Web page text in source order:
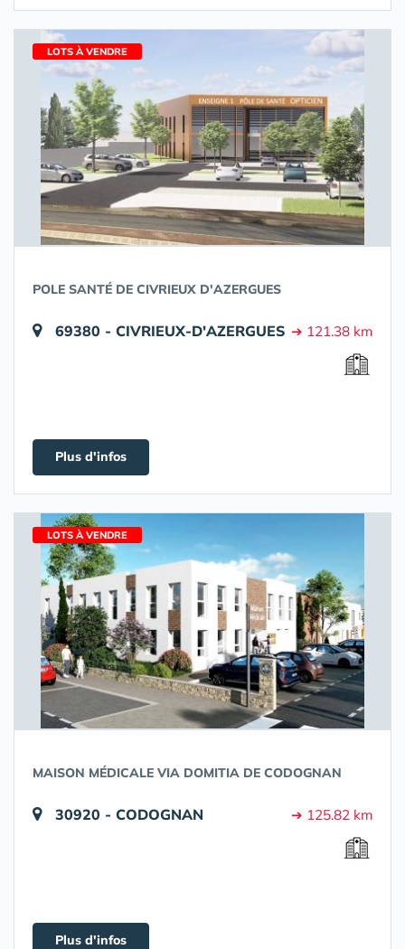
LOTS À VENDRE
POLE SANTÉ DE CIVRIEUX D'AZERGUES
69380 - CIVRIEUX-D'AZERGUES ➔ 121.38 km
Plus d'infos
LOTS À VENDRE
MAISON MÉDICALE VIA DOMITIA DE CODOGNAN
30920 - CODOGNAN ➔ 125.82 km
Plus d'infos